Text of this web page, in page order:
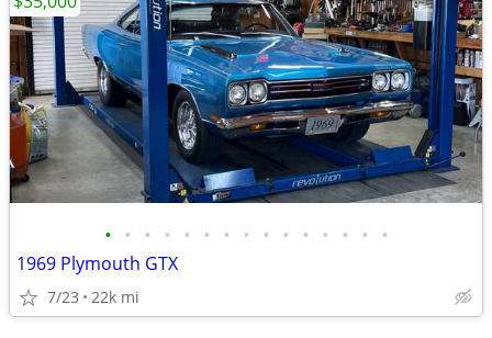
• • • • • • • • • • • • • • •
1969 Plymouth GTX
7/23 22k mi